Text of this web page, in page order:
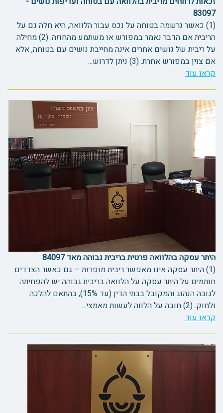
83097
(1) כאשר נרשמה בטוחה על נכס עבור הלוואה, היא חלה גם על
הריבית אם הדבר נאמר במפורש או משתמע מהחוזה. (2) מחילה
על ריבית של נושים אחרים אינה מחייבת נושים עם בטוחה, אלא
אם צוין במפורש אחרת. (3) ניתן לדרוש...
קראו עוד
היתר עסקה בהלוואה פרטית בריבית גבוהה מאד 84097
(1) היתר עסקה אינו מאפשר ריבית מופרזת – גם כאשר הצדדים
חותמים על היתר עסקה על הלוואה בריבית גבוהה יש להפחיתה
לגובה הנהוג והמקובל בבתי הדין (עד 15%), בהתאם להלכה
ולחוק. (2) חובה על הלווה לעשות מאמצי...
קראו עוד